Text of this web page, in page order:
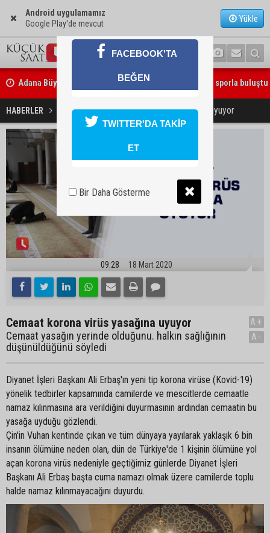
Android uygulamamız
Google Play'de mevcut
Yükle
Adana Büyükşehir Yaz Spor Okulları’nda 30 bin çocuk sporla buluştu
Beşiktaş dosyasında iki tahliye: Özcan Zenger ve Utku Caner
bırakıldı
HABERLER YAŞAM Cemaat korona virüs yasağına uyuyor
09:28 18 Mart 2020
Cemaat korona virüs yasağına uyuyor
Cemaat yasağın yerinde olduğunu. halkın sağlığının
düşünüldüğünü söyledi
A+
A-
Diyanet İşleri Başkanı Ali Erbaş'ın yeni tip korona virüse (Kovid-19)
yönelik tedbirler kapsamında camilerde ve mescitlerde cemaatle
namaz kılınmasına ara verildiğini duyurmasının ardından cemaatin bu
yasağa uyduğu gözlendi.
Çin'in Vuhan kentinde çıkan ve tüm dünyaya yayılarak yaklaşık 6 bin
insanın ölümüne neden olan, dün de Türkiye'de 1 kişinin ölümüne yol
açan korona virüs nedeniyle geçtiğimiz günlerde Diyanet İşleri
Başkanı Ali Erbaş başta cuma namazı olmak üzere camilerde toplu
halde namaz kılınmayacağını duyurdu.
FACEBOOK'TA
BEĞEN
TWITTER'DA TAKİP
ET
Bir Daha Gösterme